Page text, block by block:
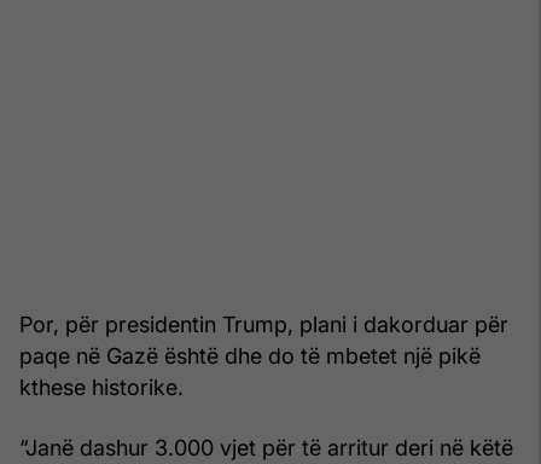
Por, për presidentin Trump, plani i dakorduar për
paqe në Gazë është dhe do të mbetet një pikë
kthese historike.
“Janë dashur 3.000 vjet për të arritur deri në këtë